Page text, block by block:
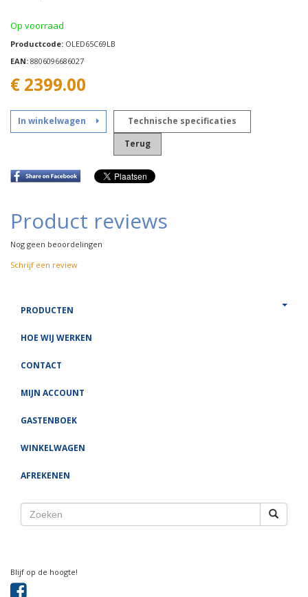
Op voorraad
Productcode: OLED65C69LB
EAN: 8806096686027
€ 2399.00
In winkelwagen
Technische specificaties
Terug
Product reviews
Nog geen beoordelingen
Schrijf een review
PRODUCTEN
HOE WIJ WERKEN
CONTACT
MIJN ACCOUNT
GASTENBOEK
WINKELWAGEN
AFREKENEN
Blijf op de hoogte!